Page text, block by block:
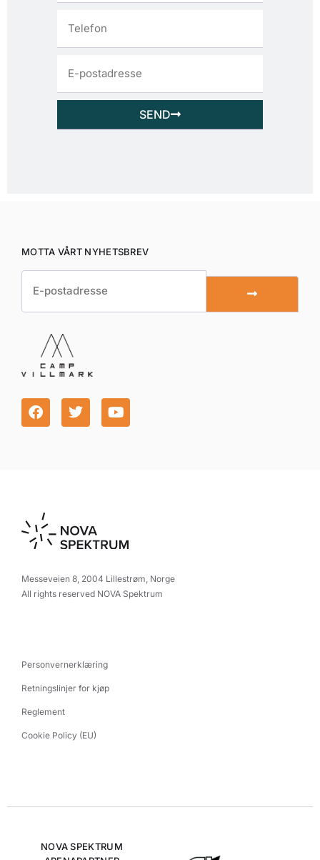
SEND
MOTTA VÅRT NYHETSBREV
Messeveien 8, 2004 Lillestrøm, Norge
All rights reserved NOVA Spektrum
Personvernerklæring
Retningslinjer for kjøp
Reglement
Cookie Policy (EU)
NOVA SPEKTRUM